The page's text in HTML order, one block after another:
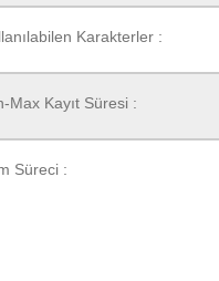
Karakterler :
Max Kayıt Süresi :
Süreci :